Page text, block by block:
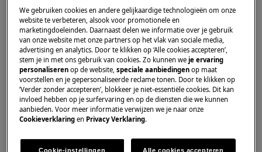
Machine a laver
Combinaison laveuse-sécheuse
Solution:
La porte peut généralement être ouverte au
tout début d'un programme de lavage en
appuyant sur le bouton marche / pause.
1 Si la porte peut être ouverte lorsque le lave-
linge séchant est rempli d'eau, sélectionnez un
We gebruiken cookies en andere gelijkaardige technologieën om onze
website te verbeteren, alsook voor promotionele en
marketingdoeleinden. Daarnaast delen we informatie over je gebruik
van onze website met onze partners op het vlak van sociale media,
advertising en analytics. Door te klikken op ‘Alle cookies accepteren’,
stem je in met ons gebruik van cookies. Zo kunnen weje ervaring
personaliseren op de website,speciale aanbiedingen op maat
voorstellen en je gepersonaliseerde reclame tonen. Door te klikken op
‘Verder zonder accepteren’, blokkeer je niet-essentiële cookies. Dit kan
invloed hebben op je surfervaring en op de diensten die we kunnen
aanbieden. Voor meer informatie verwijzen we je naar onze
Cookieverklaring en Privacy Verklaring.
Cookie-instellingen Alle cookies accepteren